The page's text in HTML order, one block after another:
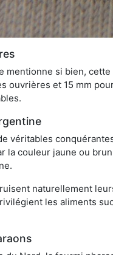
mentionne si bien,
ouvrières et 15 mm
véritables
la couleur jaune ou
naturellement
les aliments